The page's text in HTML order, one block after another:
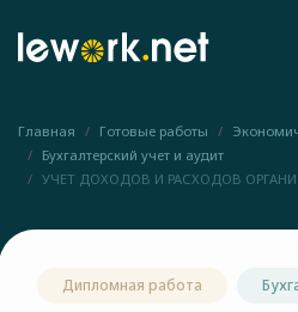
Главная Готовые работы
Бухгалтерский учет и аудит
УЧЕТ ДОХОДОВ И РАСХОДОВ
Дипломная работа